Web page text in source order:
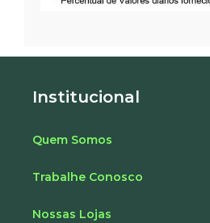
Institucional
Quem Somos
Trabalhe Conosco
Nossas Lojas